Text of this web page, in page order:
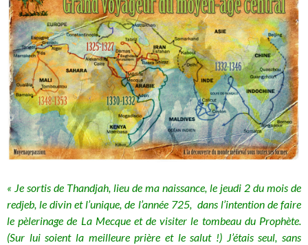
« Je sortis de Thandjah, lieu de ma naissance, le jeudi 2 du mois de
redjeb, le divin et l’unique, de l’année 725, dans l’intention de faire
le pèlerinage de La Mecque et de visiter le tombeau du Prophète.
(Sur lui soient la meilleure prière et le salut !) J’étais seul, sans